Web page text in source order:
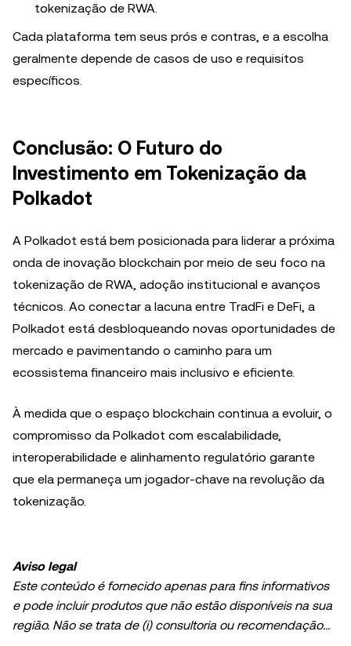
tokenização de RWA.
Cada plataforma tem seus prós e contras, e a escolha
geralmente depende de casos de uso e requisitos
específicos.
Conclusão: O Futuro do
Investimento em Tokenização da
Polkadot
A Polkadot está bem posicionada para liderar a próxima
onda de inovação blockchain por meio de seu foco na
tokenização de RWA, adoção institucional e avanços
técnicos. Ao conectar a lacuna entre TradFi e DeFi, a
Polkadot está desbloqueando novas oportunidades de
mercado e pavimentando o caminho para um
ecossistema financeiro mais inclusivo e eficiente.
À medida que o espaço blockchain continua a evoluir, o
compromisso da Polkadot com escalabilidade,
interoperabilidade e alinhamento regulatório garante
que ela permaneça um jogador-chave na revolução da
tokenização.
Aviso legal
Este conteúdo é fornecido apenas para fins informativos
e pode incluir produtos que não estão disponíveis na sua
região. Não se trata de (i) consultoria ou recomendação